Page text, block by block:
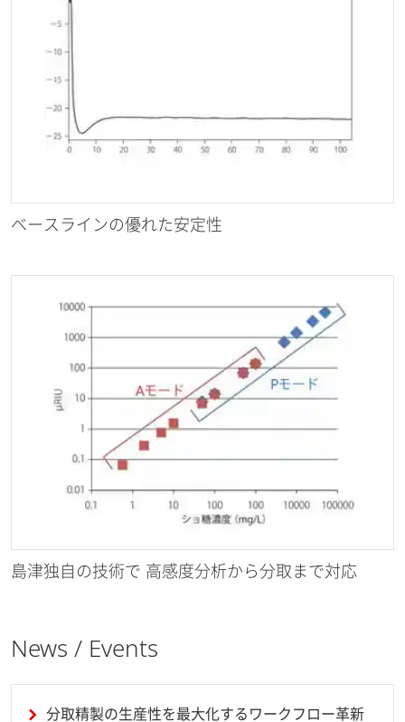
ベースラインの優れた安定性
島津独自の技術で 高感度分析から分取まで対応
News / Events
分取精製の生産性を最大化するワークフロー革新